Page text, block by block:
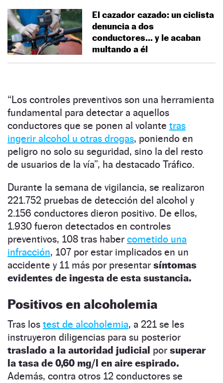
El cazador cazado: un ciclista
denuncia a dos
conductores… y le acaban
multando a él
“Los controles preventivos son una herramienta
fundamental para detectar a aquellos
conductores que se ponen al volante tras
ingerir alcohol u otras drogas, poniendo en
peligro no solo su seguridad, sino la del resto
de usuarios de la vía”, ha destacado Tráfico.
Durante la semana de vigilancia, se realizaron
221.752 pruebas de detección del alcohol y
2.156 conductores dieron positivo. De ellos,
1.930 fueron detectados en controles
preventivos, 108 tras haber cometido una
infracción, 107 por estar implicados en un
accidente y 11 más por presentar síntomas
evidentes de ingesta de esta sustancia.
Positivos en alcoholemia
Tras los test de alcoholemia, a 221 se les
instruyeron diligencias para su posterior
traslado a la autoridad judicial por superar
la tasa de 0,60 mg/l en aire espirado.
Además, contra otros 12 conductores se